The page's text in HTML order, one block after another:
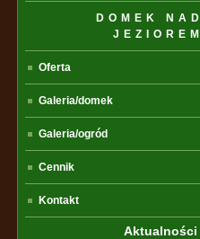
DOMEK NAD
JEZIOREM
Oferta
Galeria/domek
Galeria/ogród
Cennik
Kontakt
Aktualności